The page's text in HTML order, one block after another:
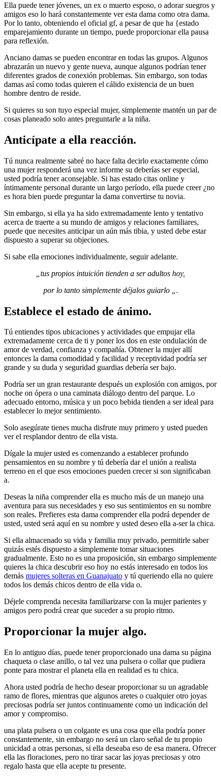
Ella puede tener jóvenes, un ex o muerto esposo, o adorar suegros y
amigos eso lo hará constantemente ver esta dama como otra dama.
Por lo tanto, obteniendo el oficial gf, a pesar de que ha {estado
emparejamiento durante un tiempo, puede proporcionar ella pausa
para reflexión.
Anciano damas se pueden encontrar en todas las grupos. Algunos
abrazarán un nuevo y gente nueva, aunque algunos podrían tener
diferentes grados de conexión problemas. Sin embargo, son todas
damas así como todas quieren el cálido existencia de un buen
hombre dentro de reside.
Si quieres su son tuyo especial mujer, simplemente mantén un par de
cosas planeado solo antes preguntarle a la niña.
Anticípate a ella reacción.
Tú nunca realmente sabré no hace falta decirlo exactamente cómo
una mujer responderá una vez informe su deberías ser especial,
usted podría tener aconsejable. Si has estado citas online y
íntimamente personal durante un largo período, ella puede creer ¿no
es hora bien puede preguntar la dama convertirse tu novia.
Sin embargo, si ella ya ha sido extremadamente lento y tentativo
acerca de traerte a su mundo de amigos y relaciones familiares,
puede que necesites anticipar un aún más tibia, y usted debe estar
dispuesto a superar su objeciones.
Si sabe ella emociones individualmente, seguir adelante.
„tus propios intuición tienden a ser adultos hoy,
por lo tanto simplemente déjalos guiarlo „.
Establece el estado de ánimo.
Tú entiendes tipos ubicaciones y actividades que empujar ella
extremadamente cerca de ti y poner los dos en este ondulación de
amor de verdad, confianza y compañía. Obtener la mujer allí
entonces la dama comodidad y facilidad y receptividad podría ser
grande y su duda y seguridad guardias debería ser bajo.
Podría ser un gran restaurante después un explosión con amigos, por
noche on ópera o una caminata diálogo dentro del parque. Lo
adecuado entorno, música y un poco bebida tienden a ser ideal para
establecer lo mejor sentimiento.
Solo asegúrate tienes mucha disfrute muy primero y usted pueden
ver el resplandor dentro de ella vista.
Dígale la mujer usted es comenzando a establecer profundo
pensamientos en su nombre y tú debería dar el unión a realista
terreno en el que esos emociones pueden crecer si son significaban
a.
Deseas la niña comprender ella es mucho más de un manejo una
aventura para sus necesidades y eso sus sentimientos en su nombre
son reales. Prefieres esta dama comprender ella podrá depender de
usted, usted será aquí en su nombre y usted deseo ella a-ser la chica.
Si ella almacenado su vida y familia muy privado, permitirle saber
quizás estés dispuesto a simplemente tomar situaciones
gradualmente. Esto no es una proposición, sin embargo simplemente
quieres la chica descubrir eso hoy no estás interesado en todos los
demás mujeres solteras en Guanajuato y tú queriendo ella no quiere
todos los demás chicos dentro de ella vida o.
Déjele comprenda necesita familiarizarse con la mujer parientes y
amigos pero podrá crear que suceder a su propio ritmo.
Proporcionar la mujer algo.
En lo antiguo días, puede tener proporcionado una dama su página
chaqueta o clase anillo, o tal vez una pulsera o collar que pudiera
ponte para mostrar el planeta ella en realidad es tu chica.
Ahora usted podría de hecho desear proporcionar su un agradable
ramo de flores, mientras que algunos aretes o cualquier otro joyas
preciosas podría ser juntos continuamente como un indicación del
amor y compromiso.
una plata pulsera o un colgante es una cosa que ella podría poner
constantemente, sin embargo no será un claro señal de tu propio
unicidad a otras personas, si ella deseaba eso de esa manera. Ofrecer
ella las floraciones, pero no tirar sacar las joyas preciosas y otro
regalo hasta que ella acepte tu presente.